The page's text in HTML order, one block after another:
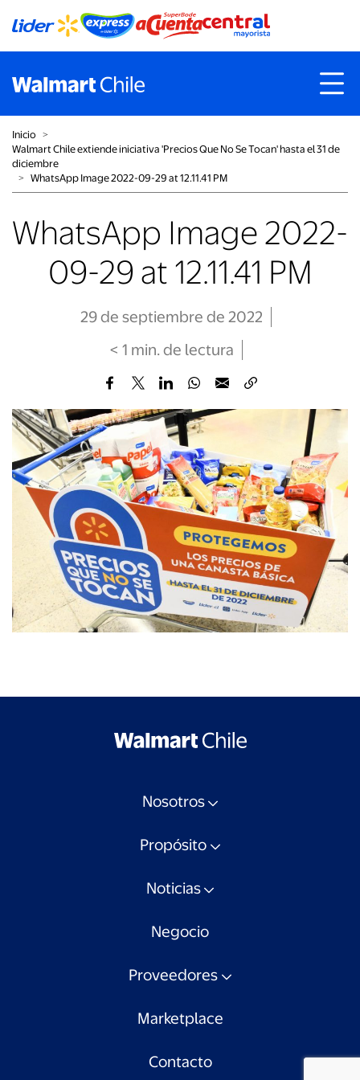
Inicio ˃
Walmart Chile extiende iniciativa 'Precios Que No Se Tocan' hasta el 31 de
diciembre
˃ WhatsApp Image 2022-09-29 at 12.11.41 PM
WhatsApp Image 2022-
09-29 at 12.11.41 PM
29 de septiembre de 2022
< 1 min. de lectura
Nosotros
Propósito
Noticias
Negocio
Proveedores
Marketplace
Contacto